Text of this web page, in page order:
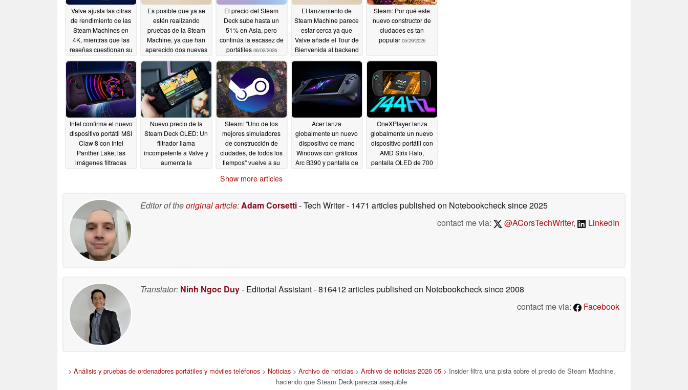
Valve ajusta las cifras
de rendimiento de las
Steam Machines en
4K, mientras que las
reseñas cuestionan su
06/26/2026
Es posible que ya se
estén realizando
pruebas de la Steam
Machine, ya que han
aparecido dos nuevas
Geekbench
06/16/2026
El precio del Steam
Deck sube hasta un
51% en Asia, pero
continúa la escasez de
portátiles 06/02/2026
El lanzamiento de
Steam Machine parece
estar cerca ya que
Valve añade el Tour de
Bienvenida al backend
05/31/2026
Steam: Por qué este
nuevo constructor de
ciudades es tan
popular 05/29/2026
Intel confirma el nuevo
dispositivo portátil MSI
Claw 8 con Intel
Panther Lake; las
imágenes filtradas
Nuevo precio de la
Steam Deck OLED: Un
filtrador llama
incompetente a Valve y
aumenta la
Steam: "Uno de los
mejores simuladores
de construcción de
ciudades, de todos los
tiempos" vuelve a su
05/28/2026
Acer lanza
globalmente un nuevo
dispositivo de mano
Windows con gráficos
Arc B390 y pantalla de
OneXPlayer lanza
globalmente un nuevo
dispositivo portátil con
AMD Strix Halo,
pantalla OLED de 700
Show more articles
Editor of theoriginal article:Adam Corsetti- Tech Writer- 1471 articles published on Notebookchecksince 2025
contact me via:
@ACorsTechWriter, LinkedIn
Translator: Ninh Ngoc Duy- Editorial Assistant- 816412 articles published on Notebookchecksince 2008
contact me via:
Facebook
> Análisis y pruebas de ordenadores portátiles y móviles teléfonos> Noticias> Archivo de noticias> Archivo de noticias 2026 05> Insider filtra una pista sobre el precio de Steam Machine,
haciendo que Steam Deck parezca asequible